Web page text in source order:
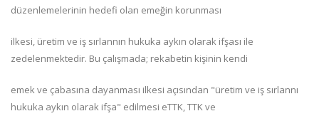
düzenlemelerinin hedefi olan emeğin korunması
ilkesi, üretim ve iş sırlannın hukuka aykın olarak ifşası ile
zedelenmektedir. Bu çalışmada; rekabetin kişinin kendi
emek ve çabasına dayanması ilkesi açısından "üretim ve iş sırlannı
hukuka aykın olarak ifşa" edilmesi eTTK, TTK ve